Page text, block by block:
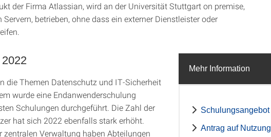
der Firma Atlassian, wird an der Universität Stuttgart on premise,
betrieben, ohne dass ein externer Dienstleister oder
Mehr Information
Schulungsangebot
Antrag auf Nutzung
die Themen Datenschutz und IT-Sicherheit
wurde eine Endanwenderschulung
Schulungen durchgeführt. Die Zahl der
hat sich 2022 ebenfalls stark erhöht.
zentralen Verwaltung haben Abteilungen